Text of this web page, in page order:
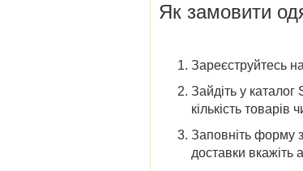
Як замовити
Зареєструйтесь
Зайдіть у
кількість товарів
Заповніть форму
доставки вкажіть